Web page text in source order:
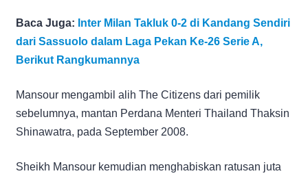
Baca Juga: Inter Milan Takluk 0-2 di Kandang Sendiri
dari Sassuolo dalam Laga Pekan Ke-26 Serie A,
Berikut Rangkumannya
Mansour mengambil alih The Citizens dari pemilik
sebelumnya, mantan Perdana Menteri Thailand Thaksin
Shinawatra, pada September 2008.
Sheikh Mansour kemudian menghabiskan ratusan juta